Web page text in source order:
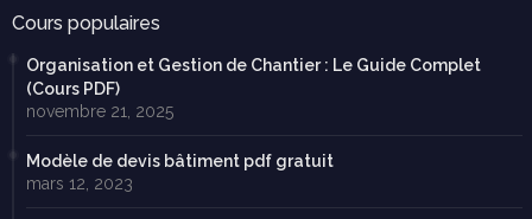
Cours populaires
Organisation et Gestion de Chantier : Le Guide Complet
(Cours PDF)
novembre 21, 2025
Modèle de devis bâtiment pdf gratuit
mars 12, 2023